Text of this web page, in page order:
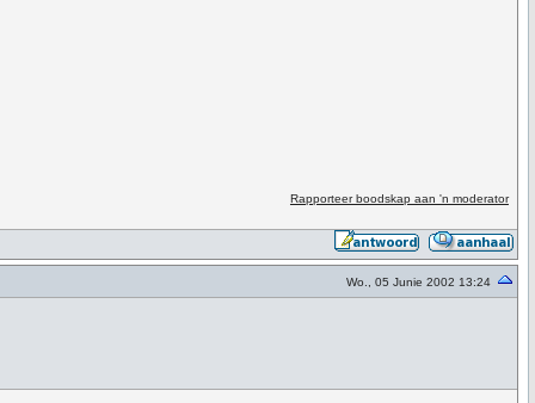
Rapporteer boodskap aan 'n moderator
Wo., 05 Junie 2002 13:24